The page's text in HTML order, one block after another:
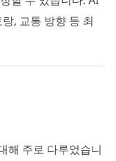
, 교통 방향 등 최
해 주로 다루었습니